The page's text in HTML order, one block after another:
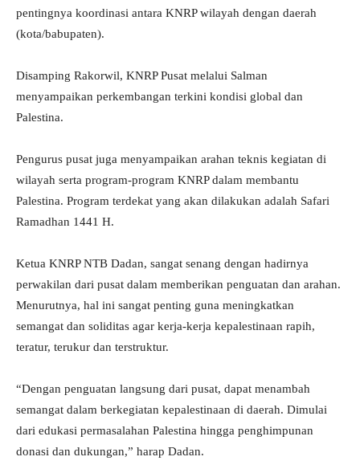
pentingnya koordinasi antara KNRP wilayah dengan daerah
(kota/babupaten).
Disamping Rakorwil, KNRP Pusat melalui Salman
menyampaikan perkembangan terkini kondisi global dan
Palestina.
Pengurus pusat juga menyampaikan arahan teknis kegiatan di
wilayah serta program-program KNRP dalam membantu
Palestina. Program terdekat yang akan dilakukan adalah Safari
Ramadhan 1441 H.
Ketua KNRP NTB Dadan, sangat senang dengan hadirnya
perwakilan dari pusat dalam memberikan penguatan dan arahan.
Menurutnya, hal ini sangat penting guna meningkatkan
semangat dan soliditas agar kerja-kerja kepalestinaan rapih,
teratur, terukur dan terstruktur.
“Dengan penguatan langsung dari pusat, dapat menambah
semangat dalam berkegiatan kepalestinaan di daerah. Dimulai
dari edukasi permasalahan Palestina hingga penghimpunan
donasi dan dukungan,” harap Dadan.